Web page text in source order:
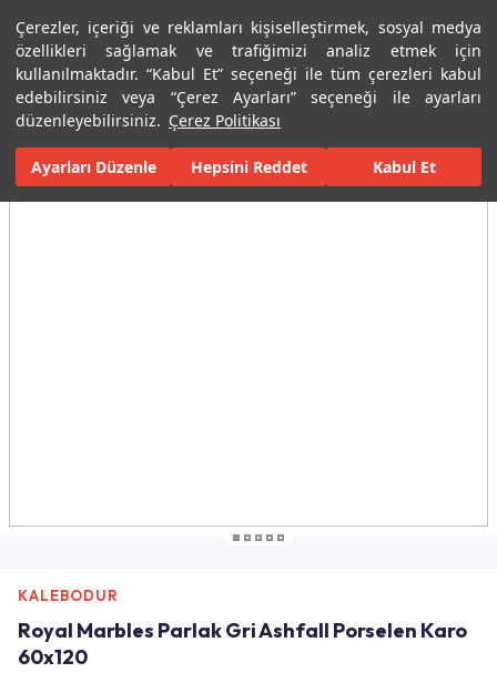
Çerezler, içeriği ve reklamları kişiselleştirmek, sosyal medya
özellikleri sağlamak ve trafiğimizi analiz etmek için
kullanılmaktadır. “Kabul Et” seçeneği ile tüm çerezleri kabul
edebilirsiniz veya “Çerez Ayarları” seçeneği ile ayarları
düzenleyebilirsiniz. Çerez Politikası
Ayarları Düzenle Hepsini Reddet Kabul Et
Menü Menü
Ana Sayfa Karolar Konut İçi Alanlar Banyo Seramikleri
Tüm Görseller(4)
KALEBODUR
Royal Marbles Parlak Gri Ashfall Porselen Karo
60x120